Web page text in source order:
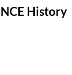
History